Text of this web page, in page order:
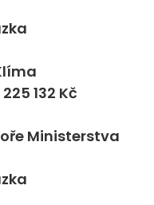
132 Kč
Ministerstva